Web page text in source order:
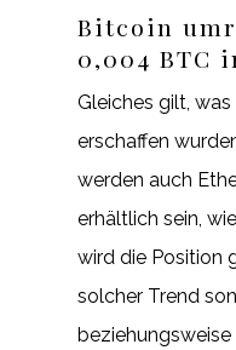
Bitcoin
0,004 BTC
Gleiches gilt,
erschaffen
werden auch
erhältlich sein,
wird die Position
solcher Trend